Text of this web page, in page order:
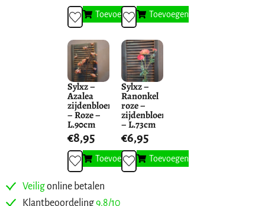
Veiligonline betalen
Klantbeoordeling9.8/10
Toevoegen Toevoegen
Sylxz –
Azalea
zijdenbloem
– Roze –
L.90cm
€8,95
Toevoegen
Sylxz –
Ranonkel
roze –
zijdenbloem
– L.73cm
€6,95
Toevoegen